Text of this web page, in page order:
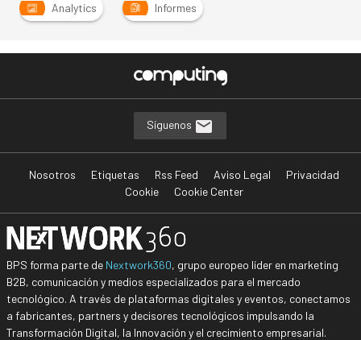
Analytics Informes
Síguenos
Nosotros Etiquetas Rss Feed Aviso Legal
Privacidad
Cookie
Cookie Center
BPS forma parte de Nextwork360, grupo europeo líder en marketing
B2B, comunicación y medios especializados para el mercado
tecnológico. A través de plataformas digitales y eventos, conectamos
a fabricantes, partners y decisores tecnológicos impulsando la
Transformación Digital, la Innovación y el crecimiento empresarial.